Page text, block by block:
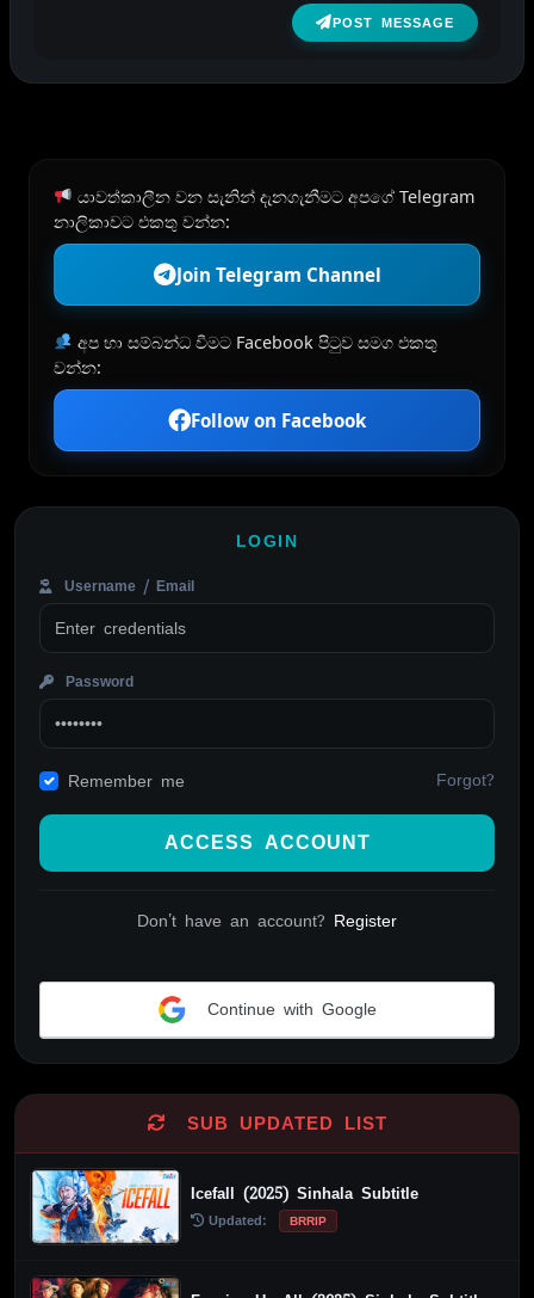
POST MESSAGE
යාවත්කාලීන වන සැනින් දැනගැනීමට අපගේ Telegram
නාලිකාවට එකතු වන්න:
Join Telegram Channel
අප හා සම්බන්ධ වීමට Facebook පිටුව සමග එකතු
වන්න:
Follow on Facebook
LOGIN
Username / Email
Password
Remember me Forgot?
ACCESS ACCOUNT
Don't have an account? Register
Continue with Google
SUB UPDATED LIST
Icefall (2025) Sinhala Subtitle
Updated: BRRIP